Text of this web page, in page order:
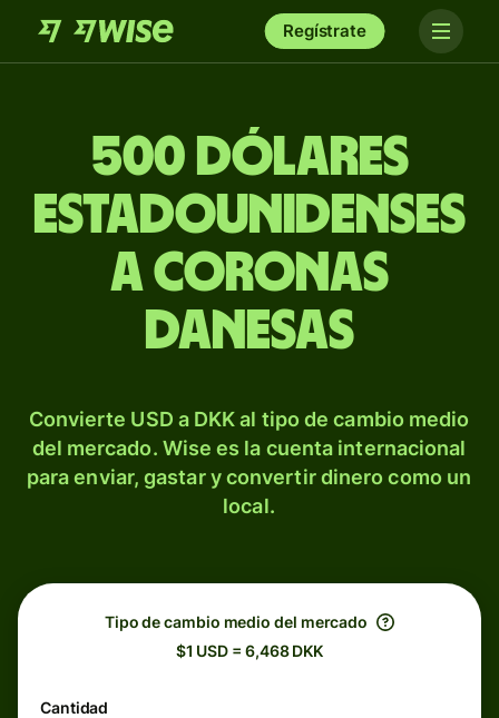
Regístrate
500 dólares
estadounidenses
a coronas
danesas
Convierte USD a DKK al tipo de cambio medio
del mercado. Wise es la cuenta internacional
para enviar, gastar y convertir dinero como un
local.
Tipo de cambio medio del mercado
$1 USD = 6,468 DKK
Cantidad